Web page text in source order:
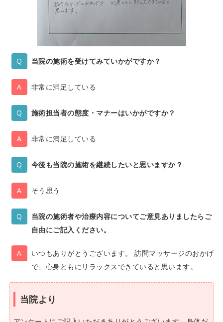
当院の施術を受けてみていかがですか？
非常に満足している
施術担当者の態度・マナーはいかがですか？
非常に満足している
今後も当院の施術を継続したいと思いますか？
そう思う
当院の施術者や治療内容についてご意見ありましたらご
自由にご記入ください。
いつもありがとうございます。 訪問マッサージのおかげ
で、心身ともにリラックスできていると思います。
当院より